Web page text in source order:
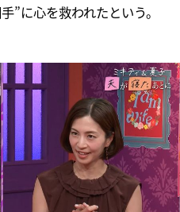
”に心を救われたという。